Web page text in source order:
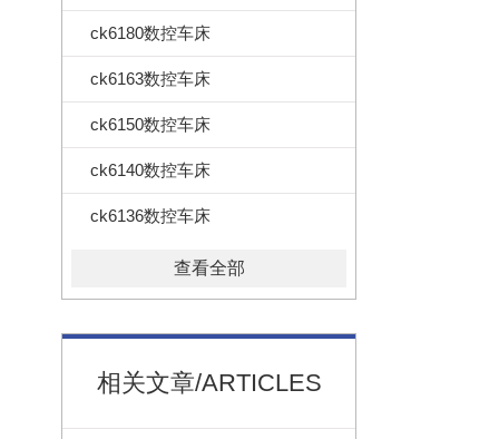
ck6180数控车床
ck6163数控车床
ck6150数控车床
ck6140数控车床
ck6136数控车床
查看全部
相关文章/ARTICLES